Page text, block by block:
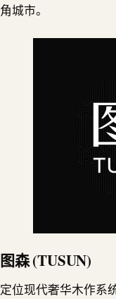
角城市。
图森 (TUSUN)
定位现代奢华木作系